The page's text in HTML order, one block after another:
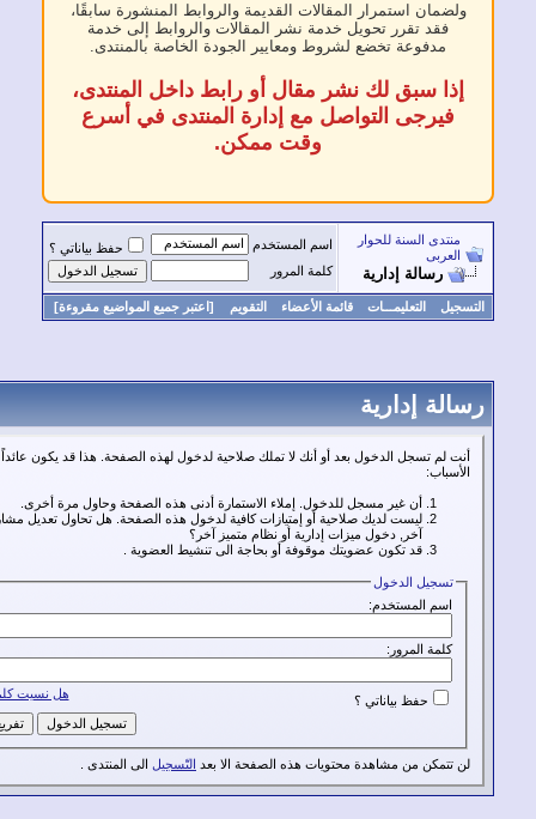
استمرار المقالات القديمة والروابط المنشورة سابقًا،
تقرر تحويل خدمة نشر المقالات والروابط إلى خدمة
تخضع لشروط ومعايير الجودة الخاصة بالمنتدى.
سبق لك نشر مقال أو رابط داخل المنتدى،
التواصل مع إدارة المنتدى في أسرع
وقت ممكن.
السنة للحوار
إدارية
اسم المستخدم
حفظ بياناتي ؟
كلمة المرور
التعليمـــات قائمة الأعضاء التقويم [اعتبر جميع المواضيع مقروءة]
إدارية
تسجل الدخول بعد أو أنك لا تملك صلاحية لدخول لهذه الصفحة. هذا قد يكون عائداً لأحد هذه
أن غير مسجل للدخول. إملاء الاستمارة أدنى هذه الصفحة وحاول مرة أخرى.
ليست لديك صلاحية أو إمتيازات كافية لدخول هذه الصفحة. هل تحاول تعديل مشاركة شخص
آخر, دخول ميزات إدارية أو نظام متميز آخر؟
قد تكون عضويتك موقوفة أو بحاجة الى تنشيط العضوية .
هل نسيت كلمة المرور؟
من مشاهدة محتويات هذه الصفحة الا بعدالتّسجيلالى المنتدى .